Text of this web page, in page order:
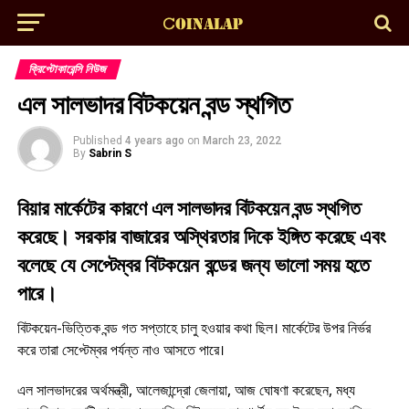
ক্রিপ্টোকারেন্সি নিউজ
এল সালভাদর বিটকয়েন বন্ড স্থগিত
Published 4 years ago on March 23, 2022
By Sabrin S
বিয়ার মার্কেটের কারণে এল সালভাদর বিটকয়েন বন্ড স্থগিত
করেছে। সরকার বাজারের অস্থিরতার দিকে ইঙ্গিত করেছে এবং
বলেছে যে সেপ্টেম্বর বিটকয়েন বন্ডের জন্য ভালো সময় হতে
পারে।
বিটকয়েন-ভিত্তিক বন্ড গত সপ্তাহে চালু হওয়ার কথা ছিল। মার্কেটের উপর নির্ভর
করে তারা সেপ্টেম্বর পর্যন্ত নাও আসতে পারে।
এল সালভাদরের অর্থমন্ত্রী, আলেজান্দ্রো জেলায়া, আজ ঘোষণা করেছেন, মধ্য